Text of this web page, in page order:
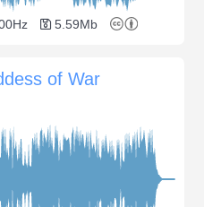
5.59Mb
of War